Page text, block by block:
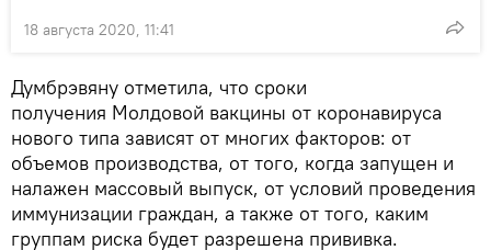
18 августа 2020, 11:41
Думбрэвяну отметила, что сроки
получения Молдовой вакцины от коронавируса
нового типа зависят от многих факторов: от
объемов производства, от того, когда запущен и
налажен массовый выпуск, от условий проведения
иммунизации граждан, а также от того, каким
группам риска будет разрешена прививка.